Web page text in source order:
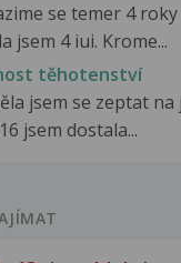
se temer 4
jsem 4 iui. Krome...
těhotenství
jsem se zeptat na
jsem dostala...